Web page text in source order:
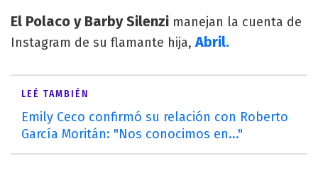
El Polaco y Barby Silenzi manejan la cuenta de
Instagram de su flamante hija,Abril.
LEÉ TAMBIÉN
Emily Ceco confirmó su relación con Roberto
García Moritán: "Nos conocimos en..."